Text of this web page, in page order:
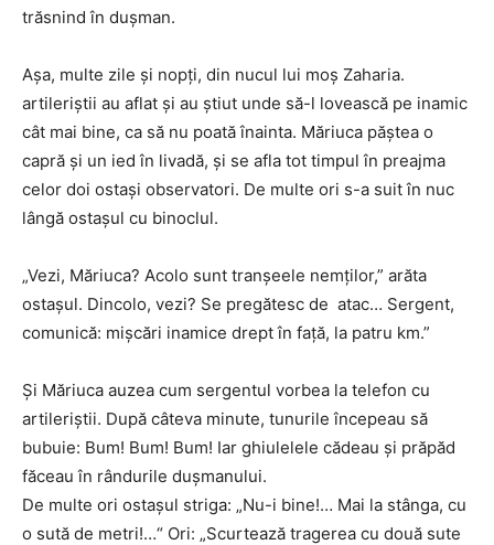
trăsnind în duşman.
Aşa, multe zile şi nopţi, din nucul lui moş Zaharia.
artileriştii au aflat şi au ştiut unde să-l lovească pe inamic
cât mai bine, ca să nu poată înainta. Măriuca păştea o
capră şi un ied în livadă, şi se afla tot timpul în preajma
celor doi ostaşi observatori. De multe ori s-a suit în nuc
lângă ostaşul cu binoclul.
„Vezi, Măriuca? Acolo sunt tranşeele nemţilor,” arăta
ostaşul. Dincolo, vezi? Se pregătesc de atac… Sergent,
comunică: mişcări inamice drept în faţă, la patru km.”
Şi Măriuca auzea cum sergentul vorbea la telefon cu
artileriştii. După câteva minute, tunurile începeau să
bubuie: Bum! Bum! Bum! Iar ghiulelele cădeau şi prăpăd
făceau în rândurile duşmanului.
De multe ori ostaşul striga: „Nu-i bine!… Mai la stânga, cu
o sută de metri!…“ Ori: „Scurtează tragerea cu două sute